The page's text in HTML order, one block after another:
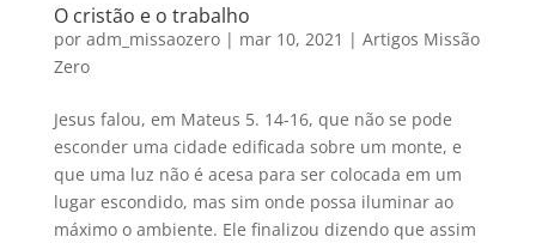
O cristão e o trabalho
por adm_missaozero| mar 10, 2021 | Artigos Missão
Zero
Jesus falou, em Mateus 5. 14-16, que não se pode
esconder uma cidade edificada sobre um monte, e
que uma luz não é acesa para ser colocada em um
lugar escondido, mas sim onde possa iluminar ao
máximo o ambiente. Ele finalizou dizendo que assim